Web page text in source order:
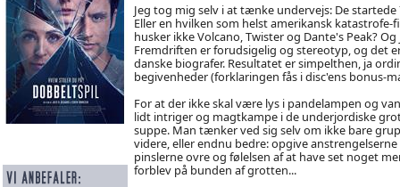
Jeg tog mig selv i at tænke undervejs: De
Eller en hvilken som helst amerikansk
husker ikke Volcano, Twister og Dante's Peak?
Fremdriften er forudsigelig og stereotyp, og det
danske biografer. Resultatet er simpelthen, ja
begivenheder (forklaringen fås i disc'ens bonus-
For at der ikke skal være lys i pandelampen og
lidt intriger og magtkampe i de underjordiske
suppe. Man tænker ved sig selv om ikke bare
videre, eller endnu bedre: opgive
pinslerne ovre og følelsen af at have set noget
forblev på bunden af grotten...